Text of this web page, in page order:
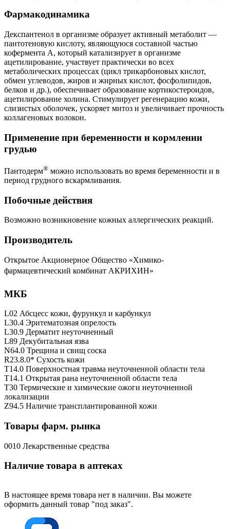
Фармакодинамика
Декспантенол в организме образует активный метаболит —
пантотеновую кислоту, являющуюся составной частью
кофермента А, который катализирует в организме
ацетилирование, участвует практически во всех
метаболических процессах (цикл трикарбоновых кислот,
обмен углеводов, жиров и жирных кислот, фосфолипидов,
белков и др.), обеспечивает образование кортикостероидов,
ацетилирование холина. Стимулирует регенерацию кожи,
слизистых оболочек, ускоряет митоз и увеличивает прочность
коллагеновых волокон.
Применение при беременности и кормлении
грудью
Пантодерм® можно использовать во время беременности и в
период грудного вскармливания.
Побочные действия
Возможно возникновение кожных аллергических реакций.
Производитель
Открытое Акционерное Общество «Химико-
фармацевтический комбинат АКРИХИН»
МКБ
L02 Абсцесс кожи, фурункул и карбункул
L30.4 Эритематозная опрелость
L30.9 Дерматит неуточненный
L89 Декубитальная язва
N64.0 Трещина и свищ соска
R23.8.0* Сухость кожи
T14.0 Поверхностная травма неуточненной области тела
T14.1 Открытая рана неуточненной области тела
T30 Термические и химические ожоги неуточненной
локализации
Z94.5 Наличие трансплантированной кожи
Товары фарм. рынка
0010 Лекарственные средства
Наличие товара в аптеках
В настоящее время товара нет в наличии. Вы можете
оформить данный товар "под заказ".